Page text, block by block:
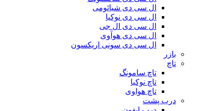
ال سی دی شیائومی
ال سی دی نوکیا
ال سی دی ال جی
ال سی دی هوآوی
ال سی دی سونی اریکسون
بازر
تاچ
تاچ سامونگ
تاچ نوکیا
تاچ هواوی
درب پشت